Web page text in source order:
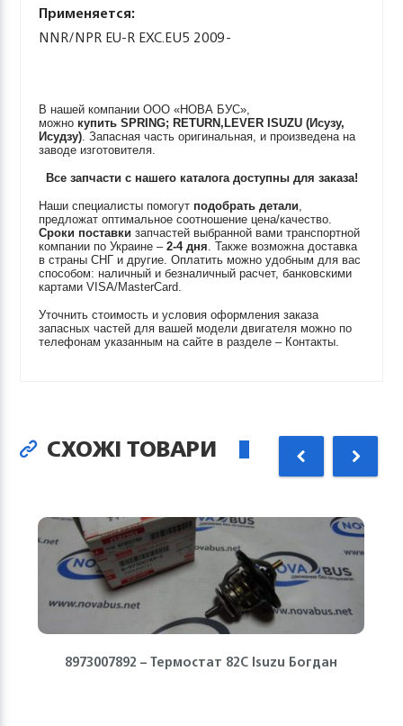
Применяется:
NNR/NPR EU-R EXC.EU5 2009-
В нашей компании ООО «НОВА БУС»,
можно купитьSPRING; RETURN,LEVER ISUZU (Исузу,
Исудзу). Запасная часть оригинальная, и произведена на
заводе изготовителя.
Все запчасти с нашего каталога доступны для заказа!
Наши специалисты помогут подобрать детали,
предложат оптимальное соотношение цена/качество.
Сроки поставки запчастей выбранной вами транспортной
компании по Украине –2-4 дня. Также возможна доставка
в страны СНГ и другие. Оплатить можно удобным для вас
способом: наличный и безналичный расчет, банковскими
картами VISA/MasterCard.
Уточнить стоимость и условия оформления заказа
запасных частей для вашей модели двигателя можно по
телефонам указанным на сайте в разделе – Контакты.
СХОЖІ ТОВАРИ
8973007892 – Термостат 82С Isuzu Богдан